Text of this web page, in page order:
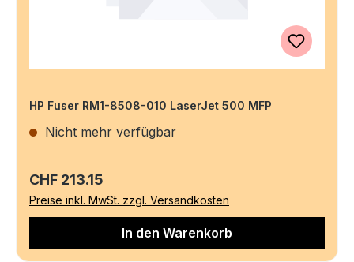
HP Fuser RM1-8508-010 LaserJet 500 MFP
Nicht mehr verfügbar
Regulärer Preis:
CHF 213.15
Preise inkl. MwSt. zzgl. Versandkosten
In den Warenkorb